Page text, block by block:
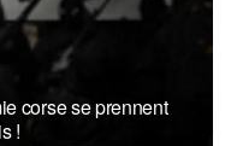
corse se prennent
!